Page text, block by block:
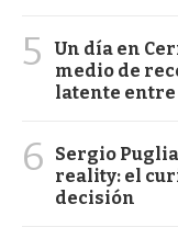
5
Un día en
medio de
latente entre
6
Sergio
reality: el
decisión